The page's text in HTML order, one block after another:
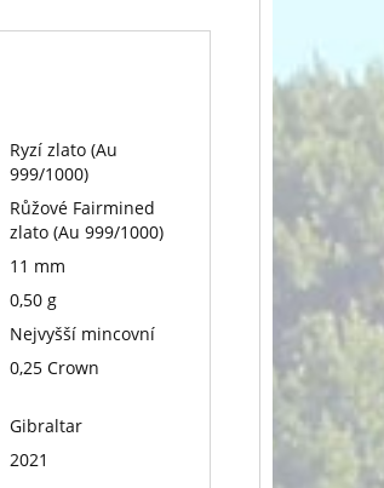
Ryzí zlato (Au
999/1000)
Růžové Fairmined
zlato (Au 999/1000)
11 mm
0,50 g
Nejvyšší mincovní
0,25 Crown
Gibraltar
2021